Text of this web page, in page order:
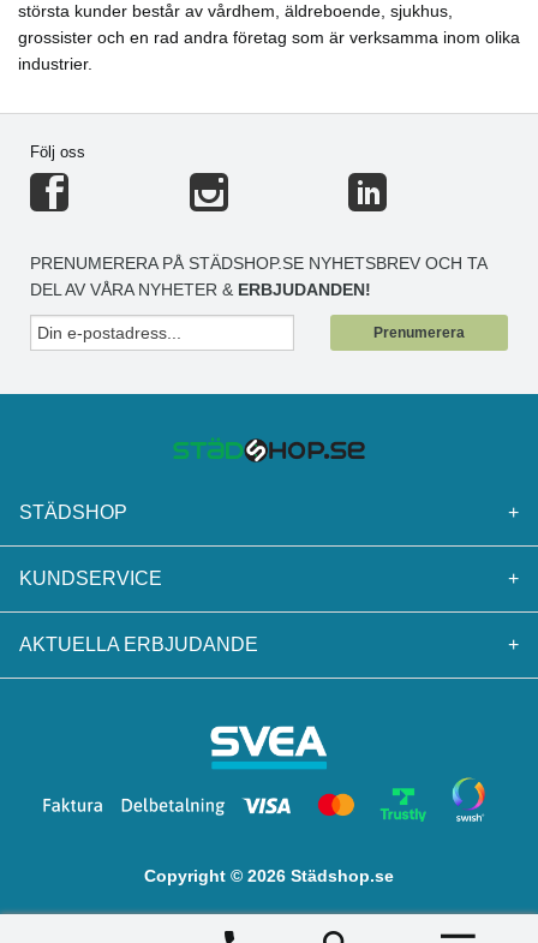
största kunder består av vårdhem, äldreboende, sjukhus,
grossister och en rad andra företag som är verksamma inom olika
industrier.
Följ oss
PRENUMERERA PÅ STÄDSHOP.SE NYHETSBREV OCH TA
DEL AV VÅRA NYHETER & ERBJUDANDEN!
Prenumerera
STÄDSHOP +
KUNDSERVICE +
AKTUELLA ERBJUDANDE +
Copyright © 2026 Städshop.se